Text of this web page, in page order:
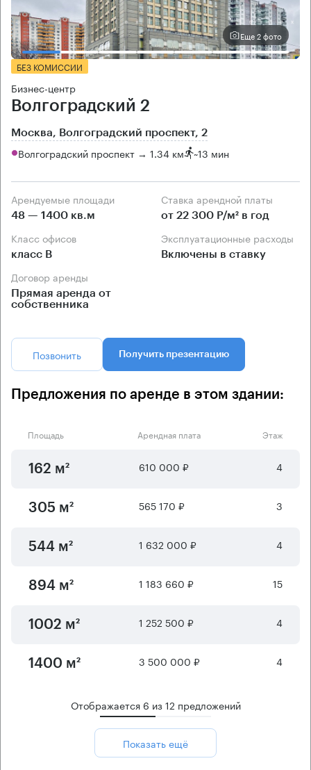
Еще 2 фото
БЕЗ КОМИССИИ
Бизнес-центр
Волгоградский 2
Москва, Волгоградский проспект, 2
Волгоградский проспект → 1.34 км ~13 мин
Арендуемые площади
48 — 1400 кв.м
Ставка арендной платы
от 22 300 Р/м² в год
Класс офисов
класс B
Эксплуатационные расходы
Включены в ставку
Договор аренды
Прямая аренда от
собственника
Позвонить Получить презентацию
Предложения по аренде в этом здании:
Площадь Арендная плата Этаж
162 м² 610 000 ₽ 4
305 м² 565 170 ₽ 3
544 м² 1 632 000 ₽ 4
894 м² 1 183 660 ₽ 15
1002 м² 1 252 500 ₽ 4
1400 м² 3 500 000 ₽ 4
Отображается 6 из12 предложений
Показать ещё